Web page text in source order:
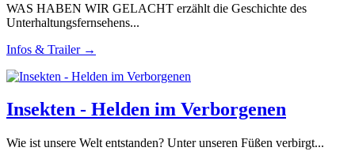
WAS HABEN WIR GELACHT erzählt die Geschichte des
Unterhaltungsfernsehens...
Infos & Trailer →
Insekten - Helden im Verborgenen
Wie ist unsere Welt entstanden? Unter unseren Füßen verbirgt...